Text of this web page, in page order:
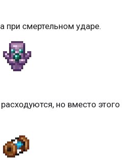
при смертельном ударе.
но вместо этого